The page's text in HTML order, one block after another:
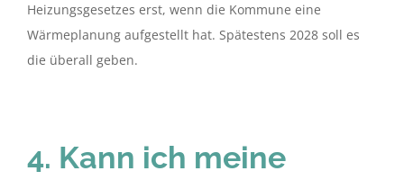
Heizungsgesetzes erst, wenn die Kommune eine
Wärmeplanung aufgestellt hat. Spätestens 2028 soll es
die überall geben.
4. Kann ich meine